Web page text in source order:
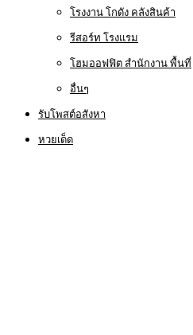
โรงงาน โกดัง คลังสินค้า
รีสอร์ท โรงแรม
โฮมออฟฟิต สำนักงาน พื้นที่
อื่นๆ
รับโพสต์อสังหา
หวยเด็ด